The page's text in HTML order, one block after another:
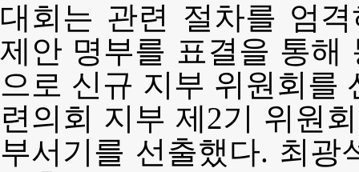
대회는 관련 절차를 엄
제안 명부를 표결을 통해
으로 신규 지부 위원회를
련의회 지부 제2기 위원
부서기를 선출했다. 최광